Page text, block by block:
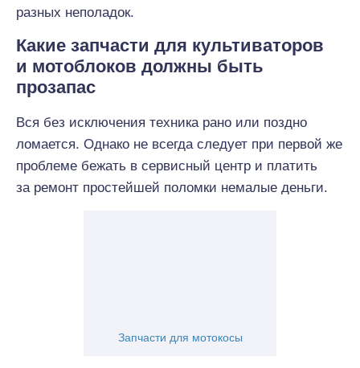
разных неполадок.
Какие запчасти для культиваторов
и мотоблоков должны быть
прозапас
Вся без исключения техника рано или поздно
ломается. Однако не всегда следует при первой же
проблеме бежать в сервисный центр и платить
за ремонт простейшей поломки немалые деньги.
Запчасти для мотокосы